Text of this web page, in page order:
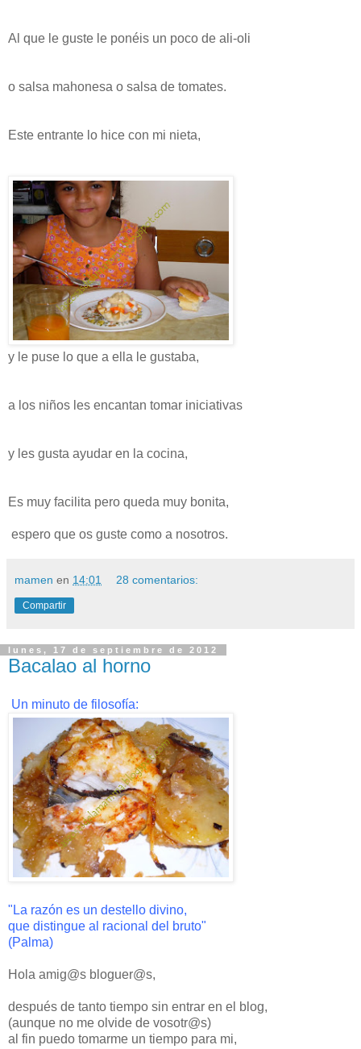
Al que le guste le ponéis un poco de ali-oli
o salsa mahonesa o salsa de tomates.
Este entrante lo hice con mi nieta,
y le puse lo que a ella le gustaba,
a los niños les encantan tomar iniciativas
y les gusta ayudar en la cocina,
Es muy facilita pero queda muy bonita,
espero que os guste como a nosotros.
mamen en 14:01 28 comentarios:
Compartir
lunes, 17 de septiembre de 2012
Bacalao al horno
Un minuto de filosofía:
"La razón es un destello divino,
que distingue al racional del bruto"
(Palma)
Hola amig@s bloguer@s,
después de tanto tiempo sin entrar en el blog,
(aunque no me olvide de vosotr@s)
al fin puedo tomarme un tiempo para mi,